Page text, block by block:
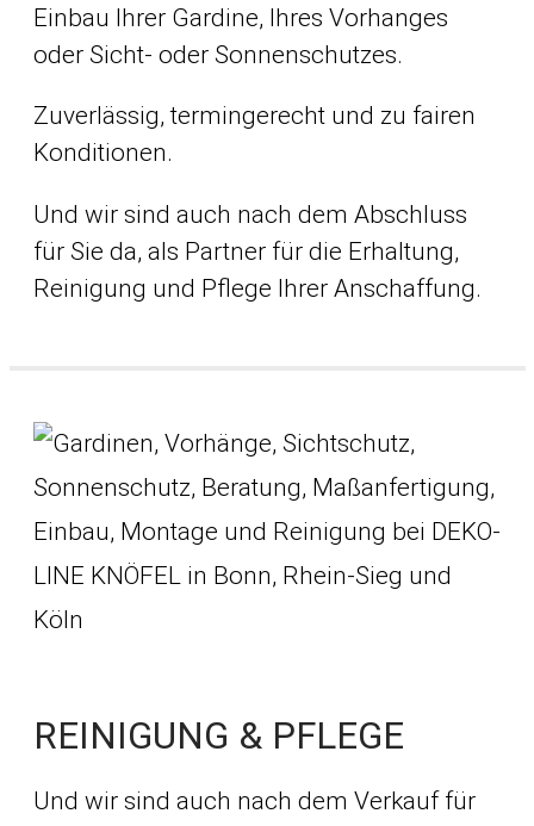
Einbau Ihrer Gardine, Ihres Vorhanges
oder Sicht- oder Sonnenschutzes.
Zuverlässig, termingerecht und zu fairen
Konditionen.
Und wir sind auch nach dem Abschluss
für Sie da, als Partner für die Erhaltung,
Reinigung und Pflege Ihrer Anschaffung.
REINIGUNG & PFLEGE
Und wir sind auch nach dem Verkauf für